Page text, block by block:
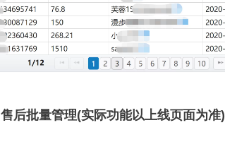
售后批量管理(实际功能以上线页面为准)